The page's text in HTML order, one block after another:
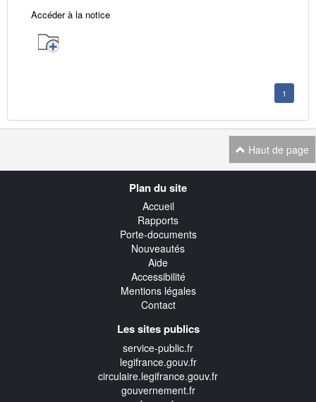
Accéder à la notice
1
Haut de page
Plan du site
Accueil
Rapports
Porte-documents
Nouveautés
Aide
Accessibilité
Mentions légales
Contact
Les sites publics
service-public.fr
legifrance.gouv.fr
circulaire.legifrance.gouv.fr
gouvernement.fr